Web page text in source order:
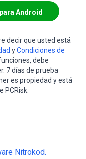
Android
decir que usted está
yCondiciones de
debe
7 días de prueba
es propiedad y está
PCRisk.
Nitrokod.